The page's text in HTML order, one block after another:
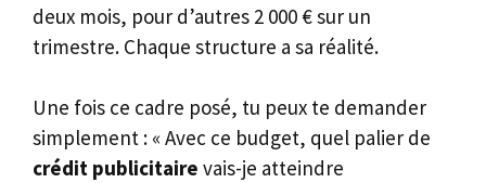
deux mois, pour d’autres 2 000 € sur un
trimestre. Chaque structure a sa réalité.
Une fois ce cadre posé, tu peux te demander
simplement : « Avec ce budget, quel palier de
crédit publicitaire vais-je atteindre